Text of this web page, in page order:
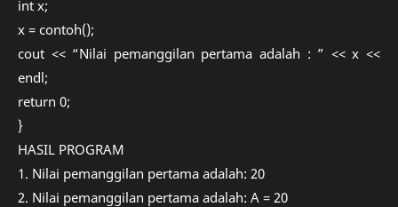
int x;
x = contoh();
cout << “Nilai pemanggilan pertama adalah : ” << x <<
endl;
return 0;
}
HASIL PROGRAM
1. Nilai pemanggilan pertama adalah: 20
2. Nilai pemanggilan pertama adalah: A = 20